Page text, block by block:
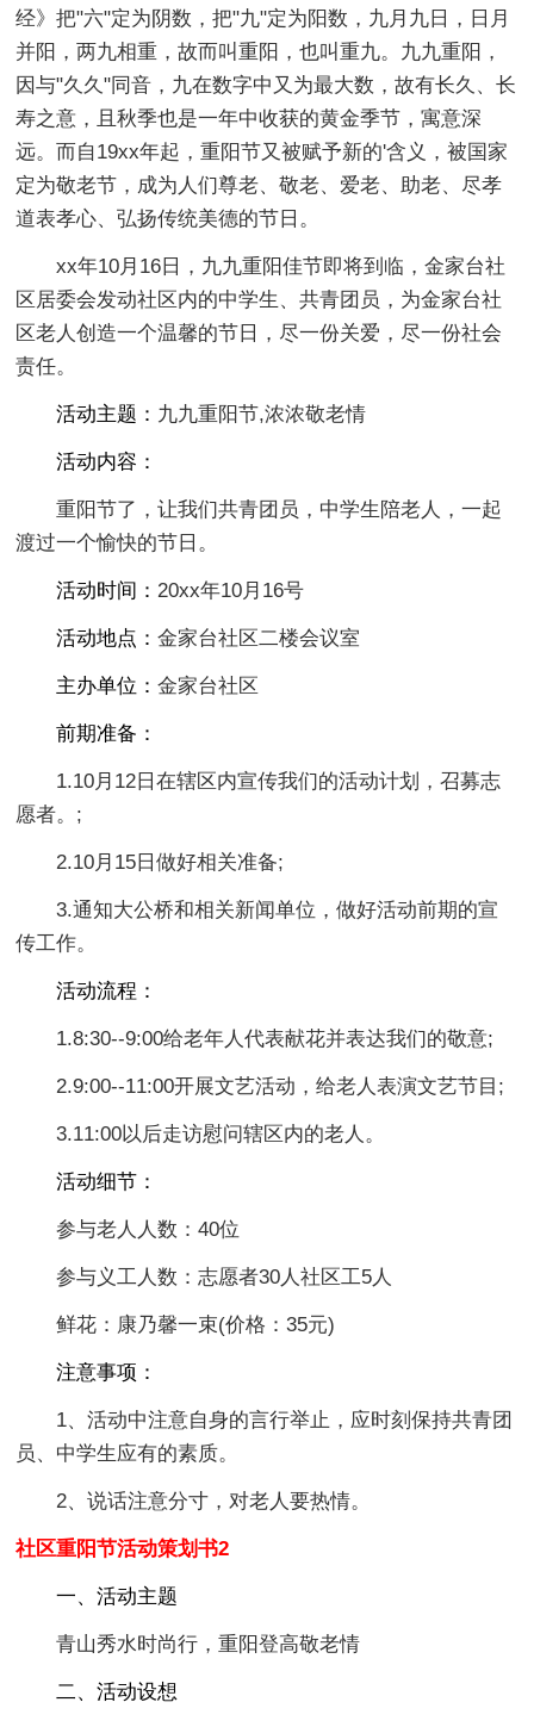
经》把"六"定为阴数，把"九"定为阳数，九月九日，日月
并阳，两九相重，故而叫重阳，也叫重九。九九重阳，
因与"久久"同音，九在数字中又为最大数，故有长久、长
寿之意，且秋季也是一年中收获的黄金季节，寓意深
远。而自19xx年起，重阳节又被赋予新的'含义，被国家
定为敬老节，成为人们尊老、敬老、爱老、助老、尽孝
道表孝心、弘扬传统美德的节日。
xx年10月16日，九九重阳佳节即将到临，金家台社
区居委会发动社区内的中学生、共青团员，为金家台社
区老人创造一个温馨的节日，尽一份关爱，尽一份社会
责任。
活动主题： 九九重阳节,浓浓敬老情
活动内容：
重阳节了，让我们共青团员，中学生陪老人，一起
渡过一个愉快的节日。
活动时间：20xx年10月16号
活动地点：金家台社区二楼会议室
主办单位：金家台社区
前期准备：
1.10月12日在辖区内宣传我们的活动计划，召募志
愿者。;
2.10月15日做好相关准备;
3.通知大公桥和相关新闻单位，做好活动前期的宣
传工作。
活动流程：
1.8:30--9:00给老年人代表献花并表达我们的敬意;
2.9:00--11:00开展文艺活动，给老人表演文艺节目;
3.11:00以后走访慰问辖区内的老人。
活动细节：
参与老人人数：40位
参与义工人数：志愿者30人社区工5人
鲜花：康乃馨一束(价格：35元)
注意事项：
1、活动中注意自身的言行举止，应时刻保持共青团
员、中学生应有的素质。
2、说话注意分寸，对老人要热情。
社区重阳节活动策划书2
一、活动主题
青山秀水时尚行，重阳登高敬老情
二、活动设想